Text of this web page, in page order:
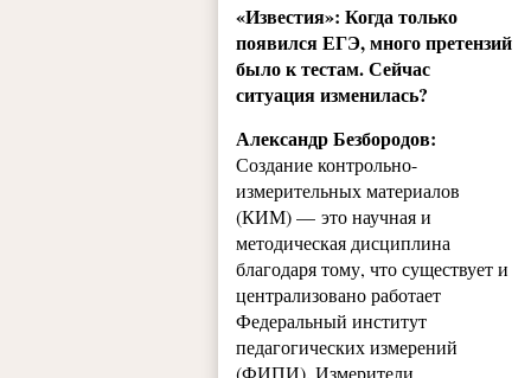
«Известия»: Когда только
появился ЕГЭ, много претензий
было к тестам. Сейчас
ситуация изменилась?
Александр Безбородов:
Создание контрольно-
измерительных материалов
(КИМ) — это научная и
методическая дисциплина
благодаря тому, что существует и
централизовано работает
Федеральный институт
педагогических измерений
(ФИПИ). Измерители